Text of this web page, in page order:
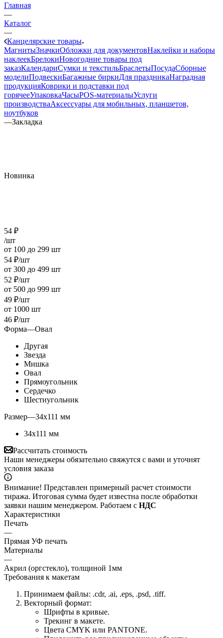
Главная
—
Каталог
—
Канцелярские товары
МагнитыЗначкиОбложки для документовНаклейки и наборы
наклеекБрелокиНовогодние товары под
заказКалендариСумки и текстильБраслетыПосудаСборные
моделиПодвескиБагажные биркиДля праздникаНаградная
продукцияКоврики и подставки под
горячееУпаковкаЧасыPOS-материалыУслуги
производстваАксессуары для мобильных, планшетов,
ноутбуков
—Закладка
Новинка
54 ₽
/шт
от 100 до 299 шт
54 ₽/шт
от 300 до 499 шт
52 ₽/шт
от 500 до 999 шт
49 ₽/шт
от 1000 шт
46 ₽/шт
Форма—Овал
Другая
Звезда
Мишка
Овал
Прямоугольник
Сердечко
Шестиугольник
Размер—34х111 мм
34х111 мм
Рассчитать стоимость
Наши менеджеры обязательно свяжутся с вами и уточнят
условия заказа
Внимание! Представлен примерный расчет стоимости
тиража. Итоговая сумма будет известна после обработки
заявки нашим менеджером. Работаем с НДС
Характеристики
Печать
—
Прямая УФ печать
Материалы
—
Акрил (оргстекло), толщиной 1мм
Требования к макетам
Принимаем файлы: .cdr, .ai, .eps, .psd, .tiff.
Векторный формат:
Шрифты в кривые.
Трекинг в макете.
Цвета CMYK или PANTONE.